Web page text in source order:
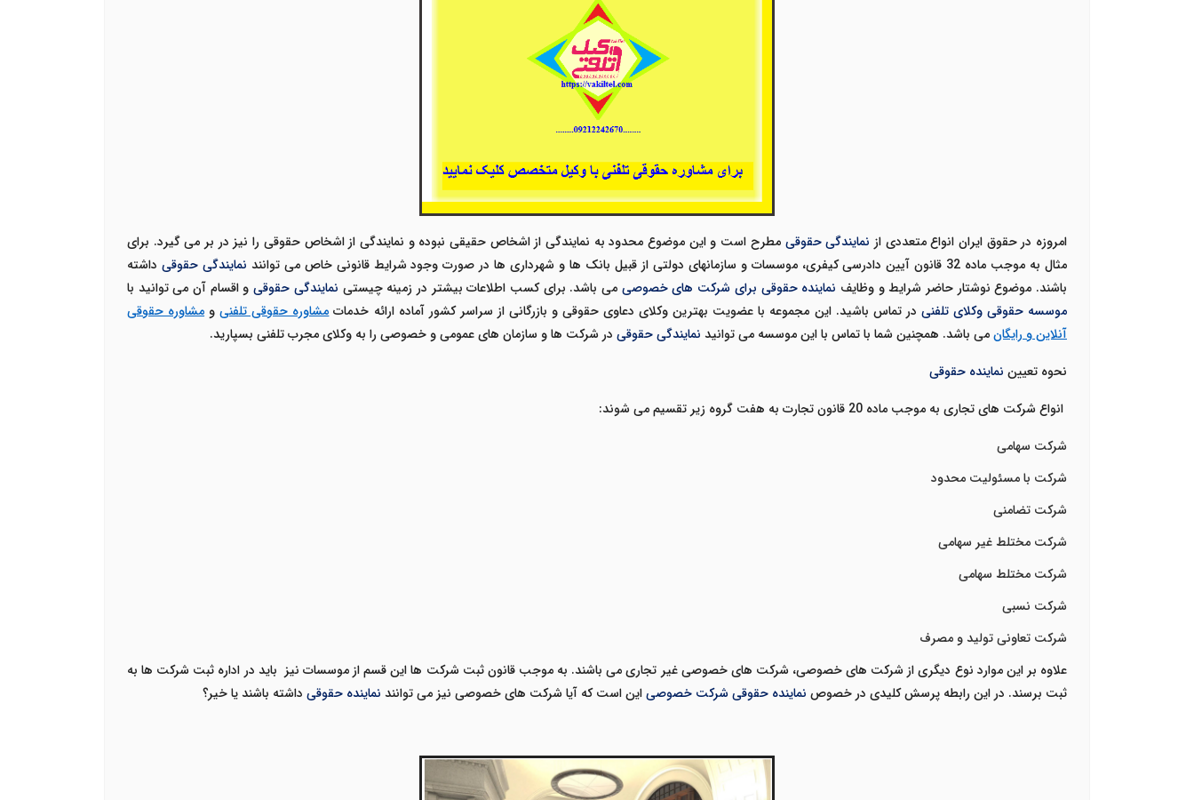
امروزه در حقوق ایران انواع متعددی از نمایندگی حقوقیمطرح است و این موضوع محدود به نمایندگی از اشخاص حقیقی نبوده و نمایندگی از اشخاص حقوقی را نیز در بر می گیرد. برای
مثال به موجب ماده 32 قانون آیین دادرسی کیفری، موسسات و سازمانهای دولتی از قبیل بانک ها و شهرداری ها در صورت وجود شرایط قانونی خاص می توانند
نمایندگی حقوقی داشته
باشند. موضوع نوشتار حاضر شرایط و وظایف نماینده حقوقی برای شرکت های خصوصی می باشد. برای کسب اطلاعات بیشتر در زمینه چیستی نمایندگی حقوقی و اقسام آن می توانید با
موسسه حقوقی وکلای تلفنی در تماس باشید. این مجموعه با عضویت بهترین وکلای دعاوی حقوقی و بازرگانی از سراسر کشور آماده ارائه خدماتمشاوره حقوقی تلفنی و مشاوره حقوقی
آنلاین و رایگانمی باشد. همچنین شما با تماس با این موسسه می توانید نمایندگی حقوقی در شرکت ها و سازمان های عمومی و خصوصی را به وکلای مجرب تلفنی بسپارید.
نحوه تعیین نماینده حقوقی
انواع شرکت های تجاری به موجب ماده 20 قانون تجارت به هفت گروه زیر تقسیم می شوند:
شرکت سهامی
شرکت با مسئولیت محدود
شرکت تضامنی
شرکت مختلط غیر سهامی
شرکت مختلط سهامی
شرکت نسبی
شرکت تعاونی تولید و مصرف
علاوه بر این موارد نوع دیگری از شرکت های خصوصی، شرکت های خصوصی غیر تجاری می باشند. به موجب قانون ثبت شرکت ها این قسم از موسسات نیز باید در اداره ثبت شرکت ها به
ثبت برسند. در این رابطه پرسش کلیدی در خصوص نماینده حقوقی شرکت خصوصیاین است که آیا شرکت های خصوصی نیز می توانند نماینده حقوقی داشته باشند یا خیر؟